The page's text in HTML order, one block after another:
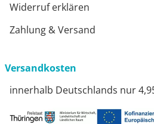
Widerruf erklären
Zahlung & Versand
Versandkosten
innerhalb Deutschlands nur